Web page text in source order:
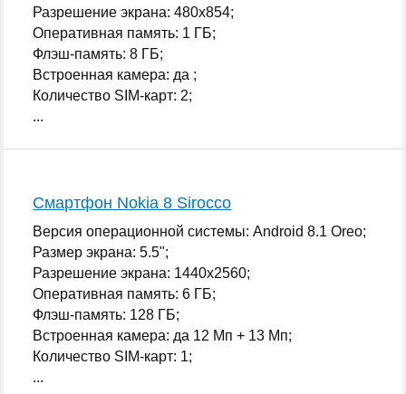
Разрешение экрана: 480x854;
Оперативная память: 1 ГБ;
Флэш-память: 8 ГБ;
Встроенная камера: да ;
Количество SIM-карт: 2;
...
Смартфон Nokia 8 Sirocco
Версия операционной системы: Android 8.1 Oreo;
Размер экрана: 5.5";
Разрешение экрана: 1440x2560;
Оперативная память: 6 ГБ;
Флэш-память: 128 ГБ;
Встроенная камера: да 12 Мп + 13 Мп;
Количество SIM-карт: 1;
...